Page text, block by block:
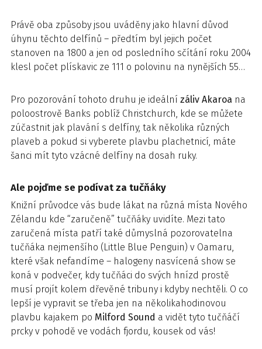
Právě oba způsoby jsou uváděny jako hlavní důvod
úhynu těchto delfínů – předtím byl jejich počet
stanoven na 1800 a jen od posledního sčítání roku 2004
klesl počet plískavic ze 111 o polovinu na nynějších 55…
Pro pozorování tohoto druhu je ideální záliv Akaroa na
poloostrově Banks poblíž Christchurch, kde se můžete
zúčastnit jak plavání s delfíny, tak několika různých
plaveb a pokud si vyberete plavbu plachetnicí, máte
šanci mít tyto vzácné delfíny na dosah ruky.
Ale pojďme se podívat za tučňáky
Knižní průvodce vás bude lákat na různá místa Nového
Zélandu kde “zaručeně” tučňáky uvidíte. Mezi tato
zaručená místa patří také důmyslná pozorovatelna
tučňáka nejmenšího (Little Blue Penguin) v Oamaru,
které však nefandíme – halogeny nasvícená show se
koná v podvečer, kdy tučňáci do svých hnízd prostě
musí projít kolem dřevěné tribuny i kdyby nechtěli. O co
lepší je vypravit se třeba jen na několikahodinovou
plavbu kajakem po Milford Sound a vidět tyto tučňáčí
prcky v pohodě ve vodách fjordu, kousek od vás!